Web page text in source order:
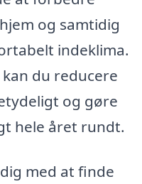
og samtidig
indeklima.
du reducere
og gøre
hele året rundt.
med at finde